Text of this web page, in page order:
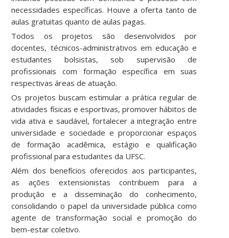
necessidades específicas. Houve a oferta tanto de
aulas gratuitas quanto de aulas pagas.
Todos os projetos são desenvolvidos por
docentes, técnicos-administrativos em educação e
estudantes bolsistas, sob supervisão de
profissionais com formação específica em suas
respectivas áreas de atuação.
Os projetos buscam estimular a prática regular de
atividades físicas e esportivas, promover hábitos de
vida ativa e saudável, fortalecer a integração entre
universidade e sociedade e proporcionar espaços
de formação acadêmica, estágio e qualificação
profissional para estudantes da UFSC.
Além dos benefícios oferecidos aos participantes,
as ações extensionistas contribuem para a
produção e a disseminação do conhecimento,
consolidando o papel da universidade pública como
agente de transformação social e promoção do
bem-estar coletivo.